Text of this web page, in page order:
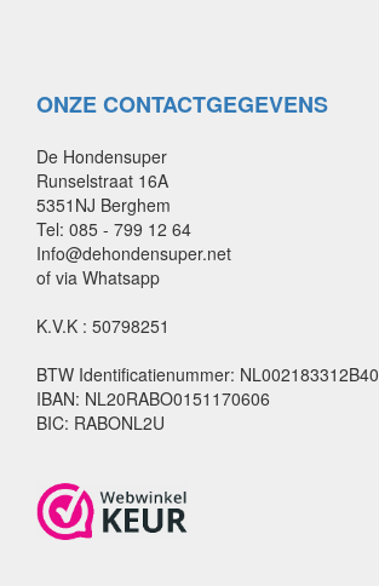
ONZE CONTACTGEGEVENS
De Hondensuper
Runselstraat 16A
5351NJ Berghem
Tel: 085 - 799 12 64
Info@dehondensuper.net
of via Whatsapp
K.V.K : 50798251
BTW Identificatienummer: NL002183312B40
IBAN: NL20RABO0151170606
BIC: RABONL2U